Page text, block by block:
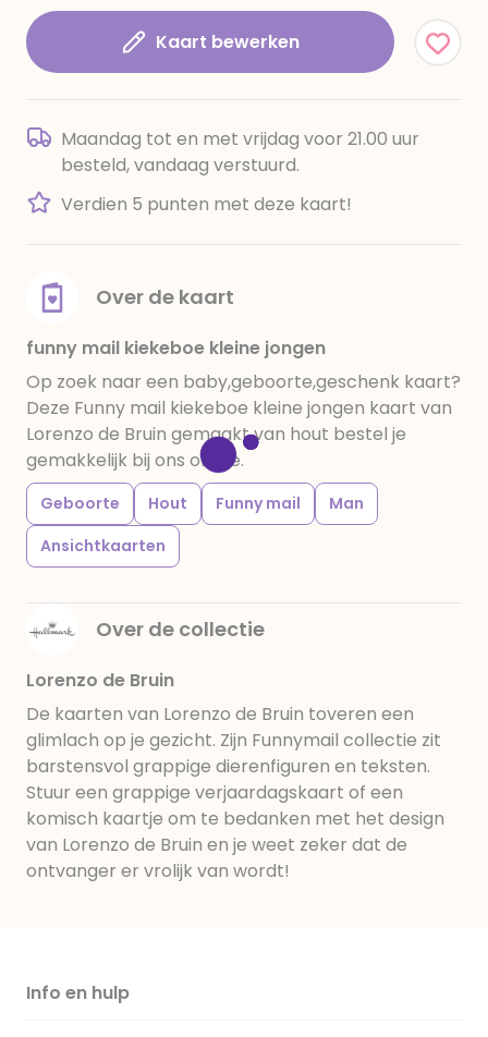
Kaart bewerken
Maandag tot en met vrijdag voor 21.00 uur
besteld, vandaag verstuurd.
Verdien 5 punten met deze kaart!
Over de kaart
funny mail kiekeboe kleine jongen
Op zoek naar een baby,geboorte,geschenk kaart?
Deze Funny mail kiekeboe kleine jongen kaart van
Lorenzo de Bruin gemaakt van hout bestel je
gemakkelijk bij ons online.
Geboorte Hout Funny mail
Man
Ansichtkaarten
Over de collectie
Lorenzo de Bruin
De kaarten van Lorenzo de Bruin toveren een
glimlach op je gezicht. Zijn Funnymail collectie zit
barstensvol grappige dierenfiguren en teksten.
Stuur een grappige verjaardagskaart of een
komisch kaartje om te bedanken met het design
van Lorenzo de Bruin en je weet zeker dat de
ontvanger er vrolijk van wordt!
Info en hulp